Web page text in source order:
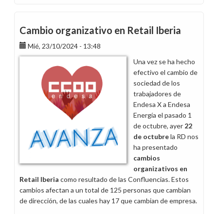
reorganización
del
modelo
comercial
B2B/B2G
Cambio organizativo en Retail Iberia
Mié, 23/10/2024 - 13:48
Una vez se ha hecho
efectivo el cambio de
sociedad de los
trabajadores de
Endesa X a Endesa
Energía el pasado 1
de octubre, ayer 22
de octubrela RD nos
ha presentado
cambios
organizativos en
Retail Iberia como resultado de las Confluencias. Estos
cambios afectan a un total de 125 personas que cambian
de dirección, de las cuales hay 17 que cambian de empresa.